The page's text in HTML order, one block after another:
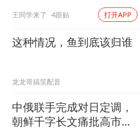
王同学来了 4跟贴 打开APP
这种情况，鱼到底该归谁
龙龙哥搞笑配音
中俄联手完成对日定调，
朝鲜千字长文痛批高市，